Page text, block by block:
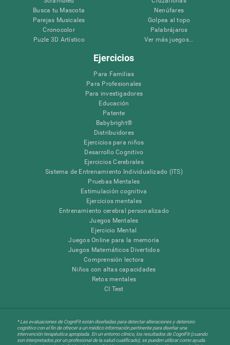
Busca tu Mascota
Parejas Musicales
Cronocolor
Puzle 3D Artístico
Nenúfares
Golpea al topo
Palabrájaros
Ver más juegos...
Ejercicios
Para Familias
Para Profesionales
Para investigadores
Educación
Patente
Babybright®
Distribuidores
Ejercicios para niños
Desarrollo Cognitivo
Ejercicios Cerebrales
Sistema de Entrenamiento Individualizado (ITS)
Pruebas Mentales
Estimulación cognitiva
Ejercicios mentales
Entrenamiento cerebral personalizado
Juegos Mentales
Ejercicio Mental
Juegos Online para la memoria
Juegos Matemáticos Divertidos
Comprensión lectora
Niños con altas capacidades
Retos mentales
CI Test
* Las evaluaciones de CogniFit están diseñadas para detectar alteraciones y deterioro
cognitivo con el fin de ofrecer a un médico información pertinente para diseñar una
intervención terapéutica apropiada. En un entorno clínico, los resultados de CogniFit (cuando
son interpretados por un profesional de la salud cualificado), se pueden utilizar como ayuda